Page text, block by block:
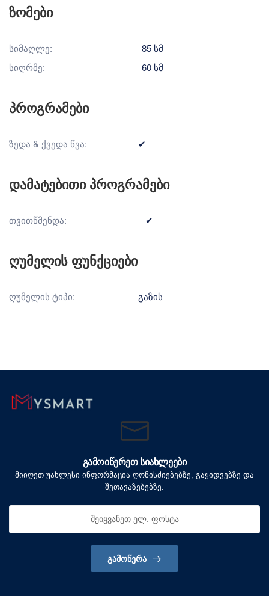
ზომები
სიმაღლე:
85 სმ
სიღრმე:
60 სმ
პროგრამები
ზედა & ქვედა წვა: ✔
დამატებითი პროგრამები
თვითწმენდა: ✔
ღუმელის ფუნქციები
ღუმელის ტიპი: გაზის
ᲒᲐᲛᲝᲘᲬᲔᲠᲔᲗ ᲡᲘᲐᲮᲚᲔᲔᲑᲘ
მიიღეთ უახლესი ინფორმაცია ღონისძიებებზე, გაყიდვებზე და
შეთავაზებებზე.
ᲒᲐᲛᲝᲬᲔᲠᲐ